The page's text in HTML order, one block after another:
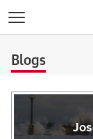
Blogs